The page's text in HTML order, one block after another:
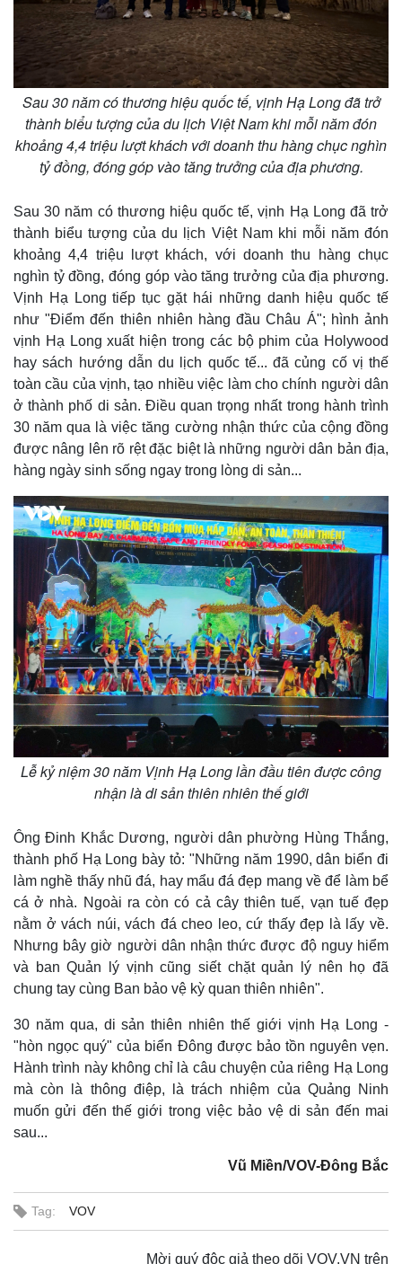
Pháp luật
Tin nóng
Tư vấn luật
Quân sự - Quốc phòng
Việt Nam
Phân tích
Sau 30 năm có thương hiệu quốc tế, vịnh Hạ Long đã trở
thành biểu tượng của du lịch Việt Nam khi mỗi năm đón
khoảng 4,4 triệu lượt khách với doanh thu hàng chục nghìn
tỷ đồng, đóng góp vào tăng trưởng của địa phương.
Sau 30 năm có thương hiệu quốc tế, vịnh Hạ Long đã trở
thành biểu tượng của du lịch Việt Nam khi mỗi năm đón
khoảng 4,4 triệu lượt khách, với doanh thu hàng chục
nghìn tỷ đồng, đóng góp vào tăng trưởng của địa phương.
Vịnh Hạ Long tiếp tục gặt hái những danh hiệu quốc tế
như "Điểm đến thiên nhiên hàng đầu Châu Á"; hình ảnh
vịnh Hạ Long xuất hiện trong các bộ phim của Holywood
hay sách hướng dẫn du lịch quốc tế... đã củng cố vị thế
toàn cầu của vịnh, tạo nhiều việc làm cho chính người dân
ở thành phố di sản. Điều quan trọng nhất trong hành trình
30 năm qua là việc tăng cường nhận thức của cộng đồng
được nâng lên rõ rệt đặc biệt là những người dân bản địa,
hàng ngày sinh sống ngay trong lòng di sản...
Lễ kỷ niệm 30 năm Vịnh Hạ Long lần đầu tiên được công
nhận là di sản thiên nhiên thế giới
Ông Đinh Khắc Dương, người dân phường Hùng Thắng,
thành phố Hạ Long bày tỏ: "Những năm 1990, dân biển đi
làm nghề thấy nhũ đá, hay mẩu đá đẹp mang về để làm bể
cá ở nhà. Ngoài ra còn có cả cây thiên tuế, vạn tuế đẹp
nằm ở vách núi, vách đá cheo leo, cứ thấy đẹp là lấy về.
Nhưng bây giờ người dân nhận thức được độ nguy hiểm
và ban Quản lý vịnh cũng siết chặt quản lý nên họ đã
chung tay cùng Ban bảo vệ kỳ quan thiên nhiên".
30 năm qua, di sản thiên nhiên thế giới vịnh Hạ Long -
"hòn ngọc quý" của biển Đông được bảo tồn nguyên vẹn.
Hành trình này không chỉ là câu chuyện của riêng Hạ Long
mà còn là thông điệp, là trách nhiệm của Quảng Ninh
muốn gửi đến thế giới trong việc bảo vệ di sản đến mai
sau...
Vũ Miền/VOV-Đông Bắc
Tag: VOV
Mời quý độc giả theo dõi VOV.VN trên